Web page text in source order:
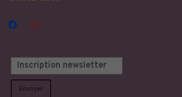
facebookinstagram